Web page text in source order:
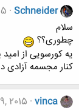
Schneider
سلام
چطوری؟؟
یه کورسویی از
کنار مجسمه آزادی
vinca
2015